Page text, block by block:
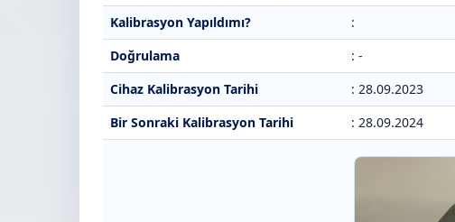
Kalibrasyon Yapıldımı?
:
Doğrulama
: -
Cihaz Kalibrasyon Tarihi
: 28.09.2023
Bir Sonraki Kalibrasyon Tarihi
: 28.09.2024